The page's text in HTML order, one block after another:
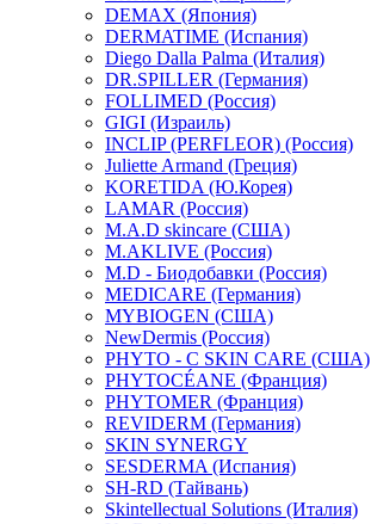
DEMAX (Япония)
DERMATIME (Испания)
Diego Dalla Palma (Италия)
DR.SPILLER (Германия)
FOLLIMED (Россия)
GIGI (Израиль)
INCLIP (PERFLEOR) (Россия)
Juliette Armand (Греция)
KORETIDA (Ю.Корея)
LAMAR (Россия)
M.A.D skincare (США)
M.AKLIVE (Россия)
M.D - Биодобавки (Россия)
MEDICARE (Германия)
MYBIOGEN (США)
NewDermis (Россия)
PHYTO - C SKIN CARE (США)
PHYTOCÉANE (Франция)
PHYTOMER (Франция)
REVIDERM (Германия)
SKIN SYNERGY
SESDERMA (Испания)
SH-RD (Тайвань)
Skintellectual Solutions (Италия)